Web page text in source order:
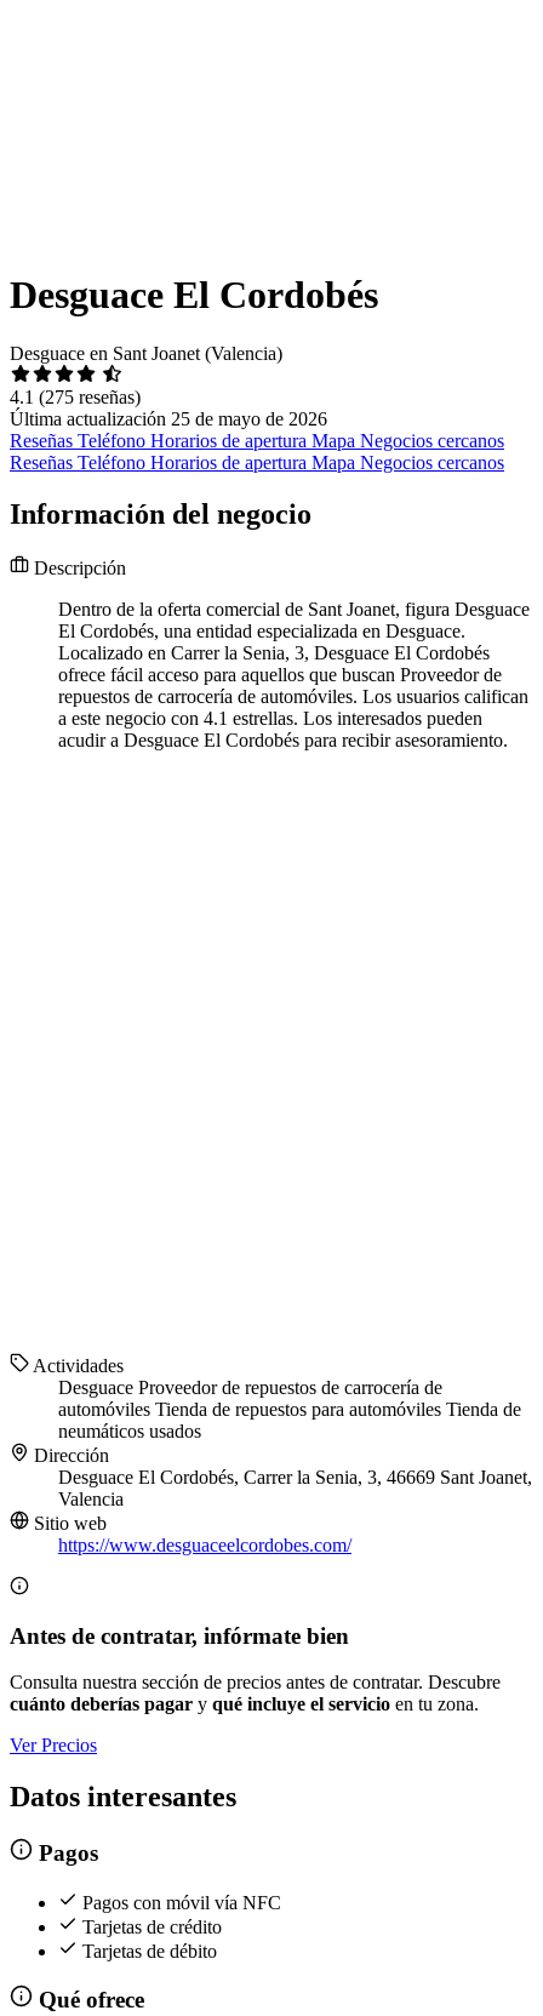
Desguace El Cordobés
Desguace en Sant Joanet (Valencia)
4.1 (275 reseñas)
Última actualización 25 de mayo de 2026
Reseñas Teléfono Horarios de apertura Mapa Negocios cercanos
Reseñas Teléfono Horarios de apertura Mapa Negocios cercanos
Información del negocio
Descripción
Dentro de la oferta comercial de Sant Joanet, figura Desguace
El Cordobés, una entidad especializada en Desguace.
Localizado en Carrer la Senia, 3, Desguace El Cordobés
ofrece fácil acceso para aquellos que buscan Proveedor de
repuestos de carrocería de automóviles. Los usuarios califican
a este negocio con 4.1 estrellas. Los interesados pueden
acudir a Desguace El Cordobés para recibir asesoramiento.
Actividades
Desguace Proveedor de repuestos de carrocería de
automóviles Tienda de repuestos para automóviles Tienda de
neumáticos usados
Dirección
Desguace El Cordobés, Carrer la Senia, 3, 46669 Sant Joanet,
Valencia
Sitio web
https://www.desguaceelcordobes.com/
Antes de contratar, infórmate bien
Consulta nuestra sección de precios antes de contratar. Descubre
cuánto deberías pagar y qué incluye el servicio en tu zona.
Ver Precios
Datos interesantes
Pagos
Pagos con móvil vía NFC
Tarjetas de crédito
Tarjetas de débito
Qué ofrece